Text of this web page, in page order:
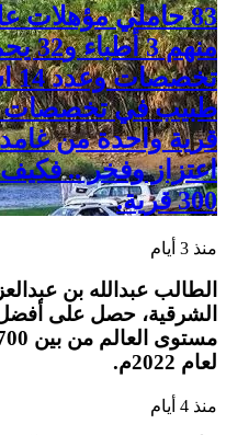
منهم
طبيب في تخصصات
قرية واحدة من غامد (
اعتزاز وفخر ..
300 قرية.
منذ 3 أيام
الطالب عبدالله بن
الشرقية، حصل على
لعام 2022م.
منذ 4 أيام